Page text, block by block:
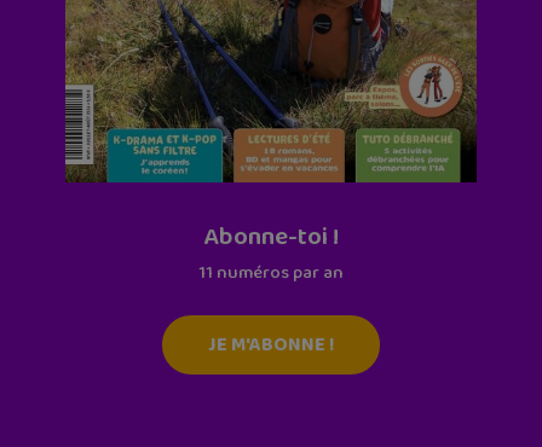
Abonne-toi !
11 numéros par an
JE M'ABONNE !